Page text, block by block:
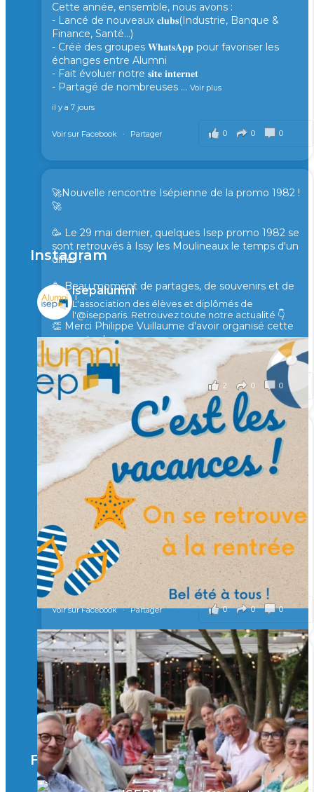
Cette année, ensemble, nous avons :
- Lancé de nouveaux 𝐜𝐥𝐮𝐛𝐬(Industrie, Banque &
Finance, Santé...)
- Créé des groupes 𝐖𝐡𝐚𝐭𝐬𝐀𝐩𝐩 pour favoriser les
échanges entre Alumni
- Fait évoluer notre 𝐬𝐢𝐭𝐞 𝐢𝐧𝐭𝐞𝐫𝐧𝐞𝐭
- Partagé de nombreuses ... Voir plus
il y a 7 jours
0 0 0
Voir sur Facebook · Partager
🚀Nouvelle rencontre Isépienne de la promo 1982 !
🚀
🥳 Le 29 mai dernier, quelques Isep promo 1982 se
sont retrouvés à Issy les Moulineaux le temps d'un
diner !
🥳 Beau moment de partages, de souvenirs et de
rires !
👏 Merci Philippe Vuillaume d'avoir organisé cette
rencontre !
il y a 2 mois
2 0 0
Voir sur Facebook · Partager
🙏 Soutenez l’Isep via la taxe d’apprentissage 2026
et contribuons ensemble à former les générations
d’ingénieurs de demain. 🙏
Merci à tous !
🎯 Taxe d’apprentissage 2026 : avec l'Isep, investissez pour
un numérique au service de l'humain !
À l’Isep, nous formons des ingénieurs, des bachelors, des
Mastères Spécialisés, qui allient excellence technologique et
valeurs humaines, au cœur de notre pro
...Voir plus
il y a 2 mois
0 0 0
Voir sur Facebook · Partager
🚀Afterwork à Genève 🚀
🥳 Le 22 avril dernier, 14 Alumni vivant / travaillant
en Suisse ont partagé un moment convivial de
retrouvailles et d'échanges !
Merci à tous pour votre présence et à Alexandre
CHEA pour l'organisation !
il y a 3 mois
Instagram
isepalumni
L'association des élèves et diplômés de
l'@isepparis. Retrouvez toute notre actualité 👇
Facebook